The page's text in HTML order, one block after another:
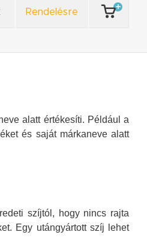
Rendelésre
alatt értékesíti. Például a
és saját márkaneve alatt
szíjtól, hogy nincs rajta
Egy utángyártott szíj lehet